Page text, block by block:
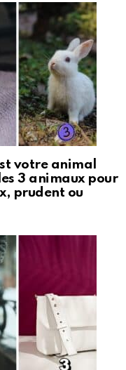
votre animal
3 animaux pour
prudent ou